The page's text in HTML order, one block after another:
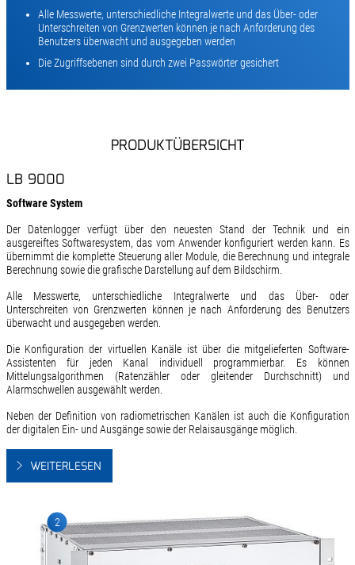
Alle Messwerte, unterschiedliche Integralwerte und das Über- oder
Unterschreiten von Grenzwerten können je nach Anforderung des
Benutzers überwacht und ausgegeben werden
Die Zugriffsebenen sind durch zwei Passwörter gesichert
PRODUKTÜBERSICHT
LB 9000
Software System
Der Datenlogger verfügt über den neuesten Stand der Technik und ein
ausgereiftes Softwaresystem, das vom Anwender konfiguriert werden kann. Es
übernimmt die komplette Steuerung aller Module, die Berechnung und integrale
Berechnung sowie die grafische Darstellung auf dem Bildschirm.
Alle Messwerte, unterschiedliche Integralwerte und das Über- oder
Unterschreiten von Grenzwerten können je nach Anforderung des Benutzers
überwacht und ausgegeben werden.
Die Konfiguration der virtuellen Kanäle ist über die mitgelieferten Software-
Assistenten für jeden Kanal individuell programmierbar. Es können
Mittelungsalgorithmen (Ratenzähler oder gleitender Durchschnitt) und
Alarmschwellen ausgewählt werden.
Neben der Definition von radiometrischen Kanälen ist auch die Konfiguration
der digitalen Ein- und Ausgänge sowie der Relaisausgänge möglich.
WEITERLESEN
2